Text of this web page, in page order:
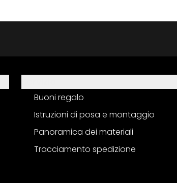
Buoni regalo
Istruzioni di posa e montaggio
Panoramica dei materiali
Tracciamento spedizione